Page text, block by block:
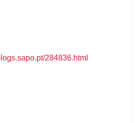
284836.html